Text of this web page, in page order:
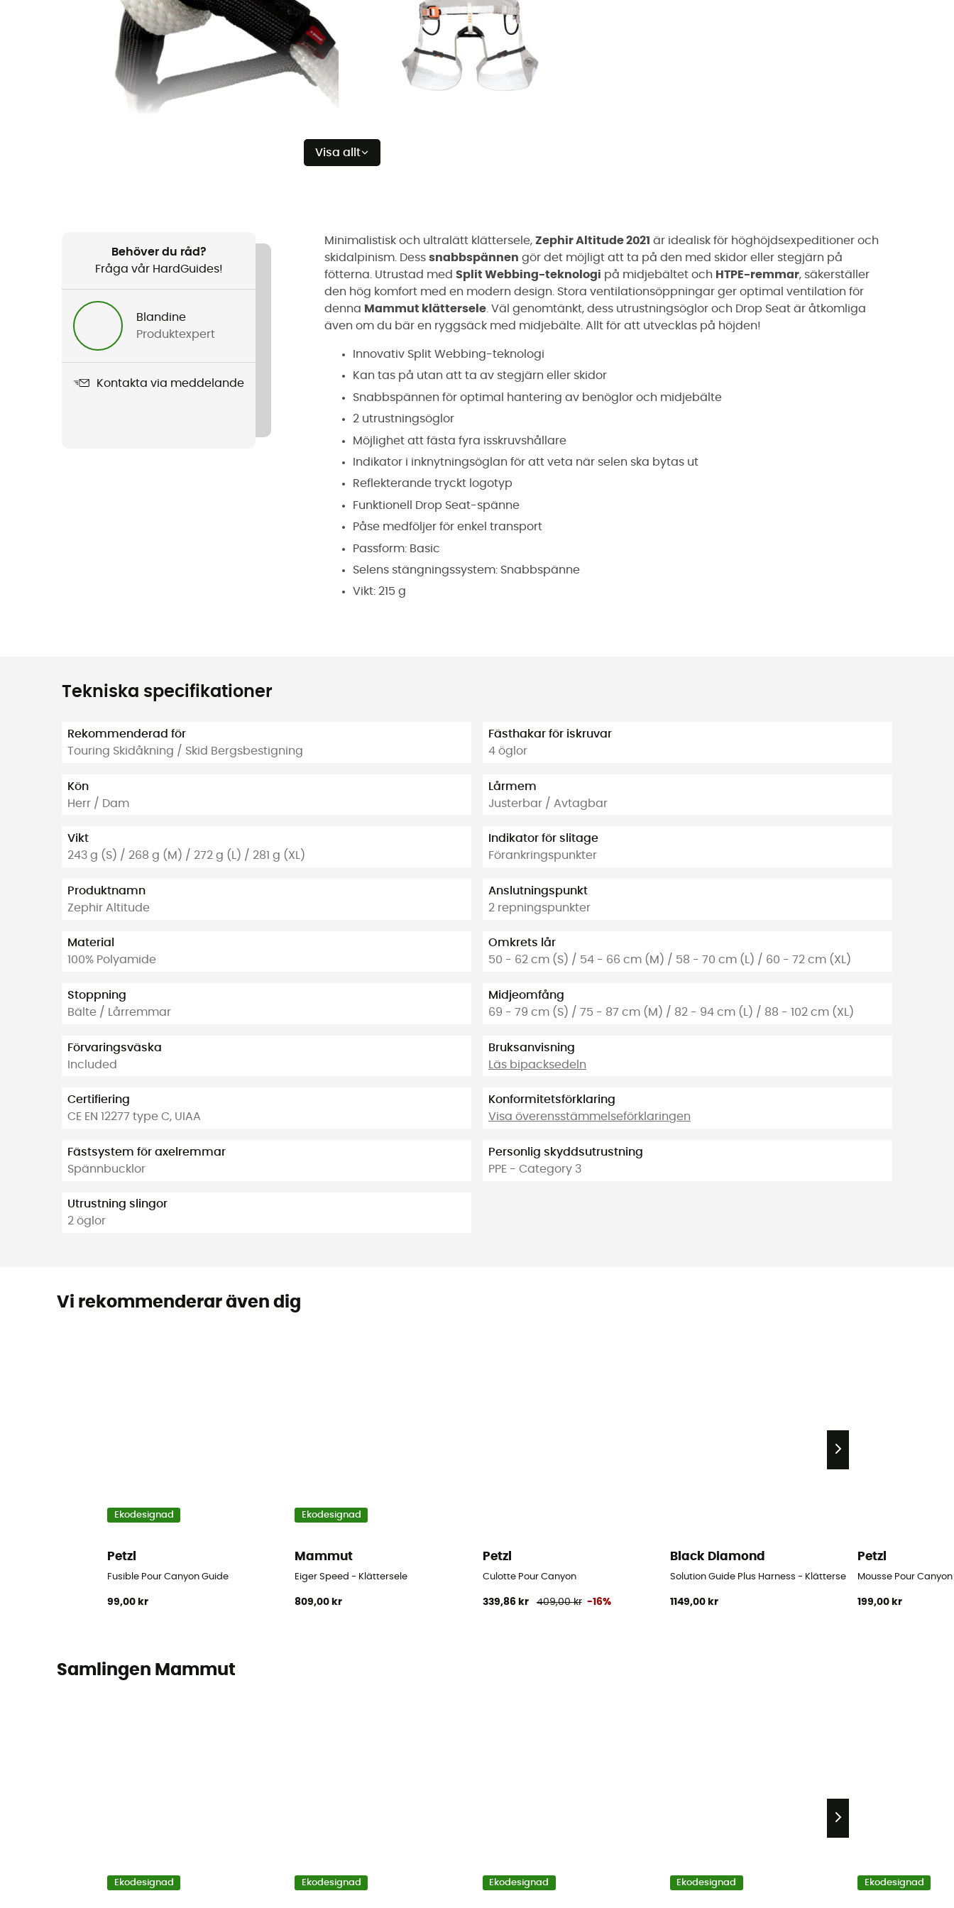
Visa allt
Behöver du råd?
Fråga vår HardGuides!
Blandine
Produktexpert
Kontakta via meddelande
Minimalistisk och ultralätt klättersele, Zephir Altitude 2021 är idealisk för höghöjdsexpeditioner och
skidalpinism. Dess snabbspännen gör det möjligt att ta på den med skidor eller stegjärn på
fötterna. Utrustad med Split Webbing-teknologi på midjebältet och HTPE-remmar, säkerställer
den hög komfort med en modern design. Stora ventilationsöppningar ger optimal ventilation för
denna Mammut klättersele . Väl genomtänkt, dess utrustningsöglor och Drop Seat är åtkomliga
även om du bär en ryggsäck med midjebälte. Allt för att utvecklas på höjden!
Innovativ Split Webbing-teknologi
Kan tas på utan att ta av stegjärn eller skidor
Snabbspännen för optimal hantering av benöglor och midjebälte
2 utrustningsöglor
Möjlighet att fästa fyra isskruvshållare
Indikator i inknytningsöglan för att veta när selen ska bytas ut
Reflekterande tryckt logotyp
Funktionell Drop Seat-spänne
Påse medföljer för enkel transport
Passform: Basic
Selens stängningssystem: Snabbspänne
Vikt: 215 g
Tekniska specifikationer
Rekommenderad för
Touring Skidåkning / Skid Bergsbestigning
Kön
Herr / Dam
Vikt
243 g (S) / 268 g (M) / 272 g (L) / 281 g (XL)
Produktnamn
Zephir Altitude
Material
100% Polyamide
Stoppning
Bälte / Lårremmar
Förvaringsväska
Included
Certifiering
CE EN 12277 type C, UIAA
Fästsystem för axelremmar
Spännbucklor
Utrustning slingor
2 öglor
Fästhakar för iskruvar
4 öglor
Lårmem
Justerbar / Avtagbar
Indikator för slitage
Förankringspunkter
Anslutningspunkt
2 repningspunkter
Omkrets lår
50 - 62 cm (S) / 54 - 66 cm (M) / 58 - 70 cm (L) / 60 - 72 cm (XL)
Midjeomfång
69 - 79 cm (S) / 75 - 87 cm (M) / 82 - 94 cm (L) / 88 - 102 cm (XL)
Bruksanvisning
Läs bipacksedeln
Konformitetsförklaring
Visa överensstämmelseförklaringen
Personlig skyddsutrustning
PPE - Category 3
Vi rekommenderar även dig
Ekodesignad
Petzl
Fusible Pour Canyon Guide
99,00 kr
Ekodesignad
Mammut
Eiger Speed - Klättersele
809,00 kr
Petzl
Culotte Pour Canyon
339,86 kr 409,00 kr -16%
Black Diamond
Solution Guide Plus Harness - Klättersele - Herr
1149,00 kr
Petzl
Mousse Pour
199,00 kr
Samlingen Mammut
Ekodesignad Ekodesignad Ekodesignad Ekodesignad Ekodesignad